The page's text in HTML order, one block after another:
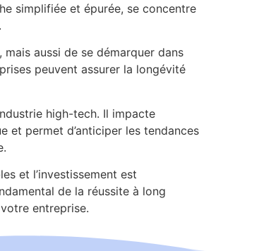
simplifiée et épurée, se concentre
aussi de se démarquer dans
peuvent assurer la longévité
high-tech. Il impacte
et permet d’anticiper les tendances
et l’investissement est
de la réussite à long
entreprise.